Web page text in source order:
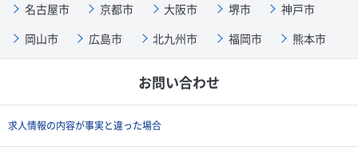
名古屋市
京都市 大阪市 堺市
神戸市
岡山市
広島市 北九州市 福岡市 熊本市
お問い合わせ
求人情報の内容が事実と違った場合